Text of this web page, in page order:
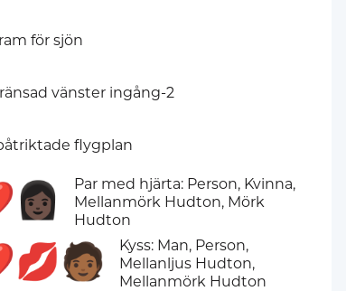
för sjön
vänster ingång-2
flygplan
Par med hjärta: Person, Kvinna,
Mellanmörk Hudton, Mörk
Hudton
Kyss: Man, Person,
Mellanljus Hudton,
Mellanmörk Hudton